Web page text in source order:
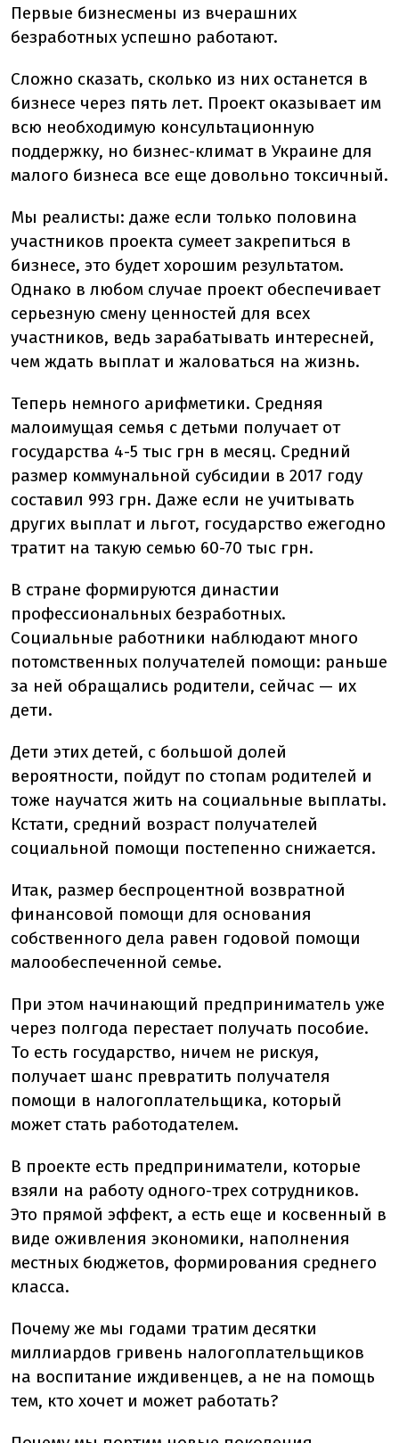
Первые бизнесмены из вчерашних
безработных успешно работают.
Сложно сказать, сколько из них останется в
бизнесе через пять лет. Проект оказывает им
всю необходимую консультационную
поддержку, но бизнес-климат в Украине для
малого бизнеса все еще довольно токсичный.
Мы реалисты: даже если только половина
участников проекта сумеет закрепиться в
бизнесе, это будет хорошим результатом.
Однако в любом случае проект обеспечивает
серьезную смену ценностей для всех
участников, ведь зарабатывать интересней,
чем ждать выплат и жаловаться на жизнь.
Теперь немного арифметики. Средняя
малоимущая семья с детьми получает от
государства 4-5 тыс грн в месяц. Средний
размер коммунальной субсидии в 2017 году
составил 993 грн. Даже если не учитывать
других выплат и льгот, государство ежегодно
тратит на такую семью 60-70 тыс грн.
В стране формируются династии
профессиональных безработных.
Социальные работники наблюдают много
потомственных получателей помощи: раньше
за ней обращались родители, сейчас — их
дети.
Дети этих детей, с большой долей
вероятности, пойдут по стопам родителей и
тоже научатся жить на социальные выплаты.
Кстати, средний возраст получателей
социальной помощи постепенно снижается.
Итак, размер беспроцентной возвратной
финансовой помощи для основания
собственного дела равен годовой помощи
малообеспеченной семье.
При этом начинающий предприниматель уже
через полгода перестает получать пособие.
То есть государство, ничем не рискуя,
получает шанс превратить получателя
помощи в налогоплательщика, который
может стать работодателем.
В проекте есть предприниматели, которые
взяли на работу одного-трех сотрудников.
Это прямой эффект, а есть еще и косвенный в
виде оживления экономики, наполнения
местных бюджетов, формирования среднего
класса.
Почему же мы годами тратим десятки
миллиардов гривень налогоплательщиков
на воспитание иждивенцев, а не на помощь
тем, кто хочет и может работать?